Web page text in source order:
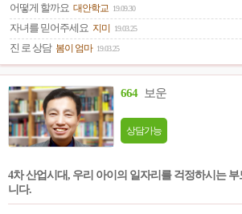
한 생활을 할 수 있다
나라를 대표하는 사
이는 화려한 생활과
국익 수호를 위해 흔
이기도 하다. 이 책 ≪
플레이어≫는 지난 25
은 대사와 국립외교원
무관이 자신들의 경험
어떻게 할까요 대안학교 19.09.30
자녀를 믿어주세요 지미 19.03.25
진 로 상담 봄이 엄마 19.03.25
664 보운
상담가능
4차 산업시대, 우리 아이의 일자리를 걱정하시는
니다.